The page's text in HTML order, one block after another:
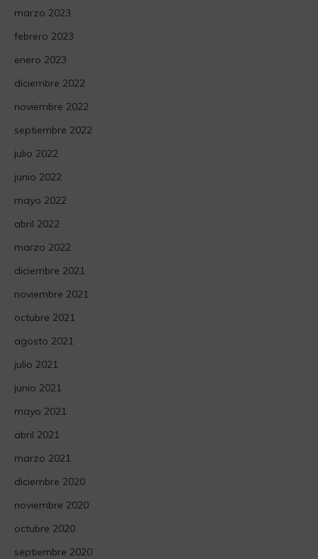
marzo 2023
febrero 2023
enero 2023
diciembre 2022
noviembre 2022
septiembre 2022
julio 2022
junio 2022
mayo 2022
abril 2022
marzo 2022
diciembre 2021
noviembre 2021
octubre 2021
agosto 2021
julio 2021
junio 2021
mayo 2021
abril 2021
marzo 2021
diciembre 2020
noviembre 2020
octubre 2020
septiembre 2020